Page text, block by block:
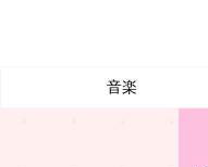
音楽